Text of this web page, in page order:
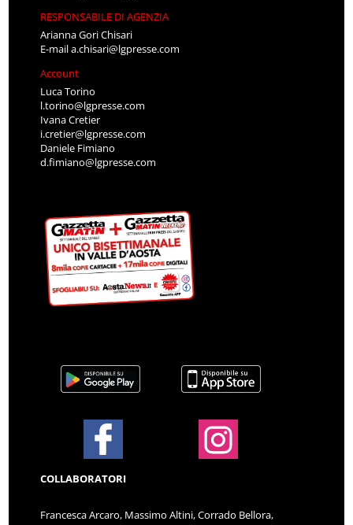
RESPONSABILE DI AGENZIA
Arianna Gori Chisari
E-maila.chisari@lgpresse.com
Account
Luca Torino
l.torino@lgpresse.com
Ivana Cretier
i.cretier@lgpresse.com
Daniele Fimiano
d.fimiano@lgpresse.com
COLLABORATORI
Francesca Arcaro, Massimo Altini, Corrado Bellora,